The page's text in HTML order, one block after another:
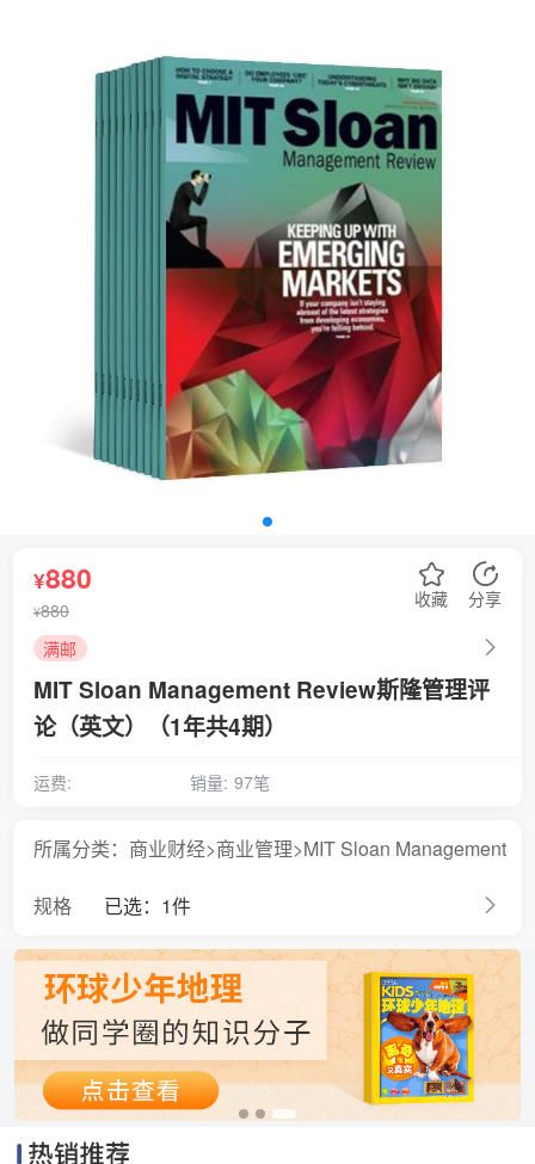
¥880
¥880 收藏 分享
满邮
MIT Sloan Management Review斯隆管理评
论（英文）（1年共4期）
运费: 销量: 97笔
所属分类：商业财经>商业管理>MIT Sloan Management
Review斯隆管理评论（英文）
规格 已选：1件